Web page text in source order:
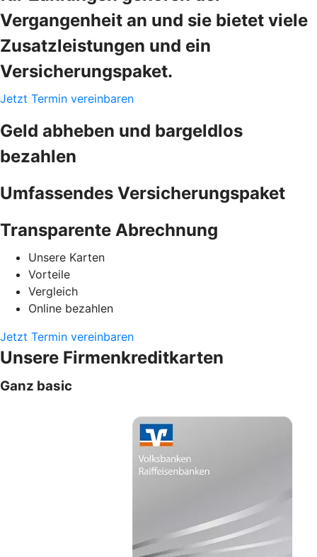
Vergangenheit an und sie bietet viele
Zusatzleistungen und ein
Versicherungspaket.
Jetzt Termin vereinbaren
Geld abheben und bargeldlos
bezahlen
Umfassendes Versicherungspaket
Transparente Abrechnung
Unsere Karten
Vorteile
Vergleich
Online bezahlen
Jetzt Termin vereinbaren
Unsere Firmenkreditkarten
Ganz basic